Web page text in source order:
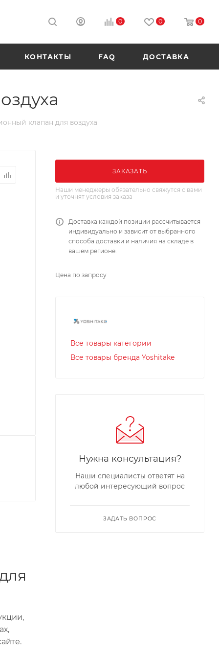
0 0 0
КОНТАКТЫ FAQ ДОСТАВКА
клапан для воздуха
ЗАКАЗАТЬ
Наши менеджеры обязательно свяжутся с вами
и уточнят условия заказа
Доставка каждой позиции рассчитывается
индивидуально и зависит от выбранного
способа доставки и наличия на складе в
вашем регионе.
Цена по запросу
Все товары категории
Все товары бренда Yoshitake
Нужна консультация?
Наши специалисты ответят на
любой интересующий вопрос
ЗАДАТЬ ВОПРОС